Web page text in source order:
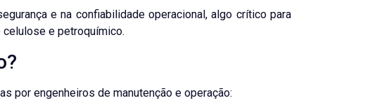
e na confiabilidade operacional, algo crítico para
e petroquímico.
por engenheiros de manutenção e operação: